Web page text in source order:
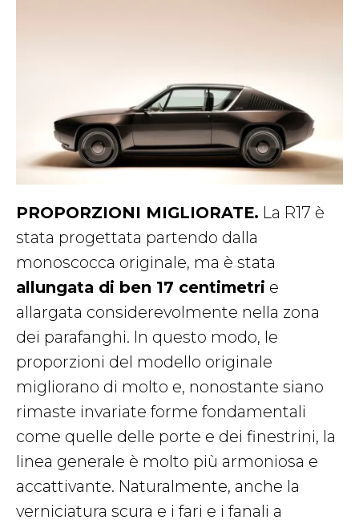
PROPORZIONI MIGLIORATE. La R17 è
stata progettata partendo dalla
monoscocca originale, ma è stata
allungata di ben 17 centimetri e
allargata considerevolmente nella zona
dei parafanghi. In questo modo, le
proporzioni del modello originale
migliorano di molto e, nonostante siano
rimaste invariate forme fondamentali
come quelle delle porte e dei finestrini, la
linea generale è molto più armoniosa e
accattivante. Naturalmente, anche la
verniciatura scura e i fari e i fanali a